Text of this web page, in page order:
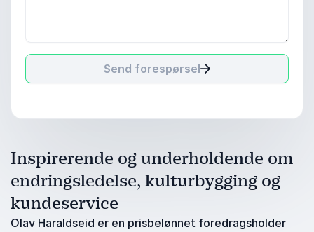
Send forespørsel
Inspirerende og underholdende om
endringsledelse, kulturbygging og
kundeservice
Olav Haraldseid er en prisbelønnet foredragsholder